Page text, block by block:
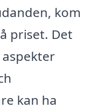
kom
priset. Det
kan ha